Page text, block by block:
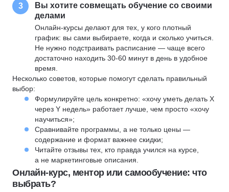
3
Вы хотите совмещать обучение со своими
делами
Онлайн-курсы делают для тех, у кого плотный
график: вы сами выбираете, когда и сколько учиться.
Не нужно подстраивать расписание — чаще всего
достаточно находить 30-60 минут в день в удобное
время.
Несколько советов, которые помогут сделать правильный
выбор:
Формулируйте цель конкретно: «хочу уметь делать X
через Y недель» работает лучше, чем просто «хочу
научиться»;
Сравнивайте программы, а не только цены —
содержание и формат важнее скидки;
Читайте отзывы тех, кто правда учился на курсе,
а не маркетинговые описания.
Онлайн-курс, ментор или самообучение: что
выбрать?